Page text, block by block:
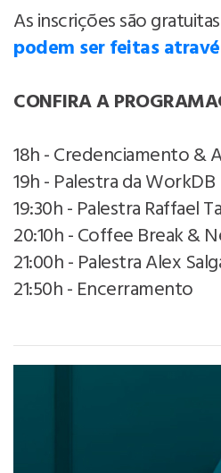
As inscrições são
podem ser feitas
CONFIRA A
18h - Credenciamento &
19h - Palestra da WorkDB
19:30h - Palestra Raffael
20:10h - Coffee Break &
21:00h - Palestra Alex
21:50h - Encerramento